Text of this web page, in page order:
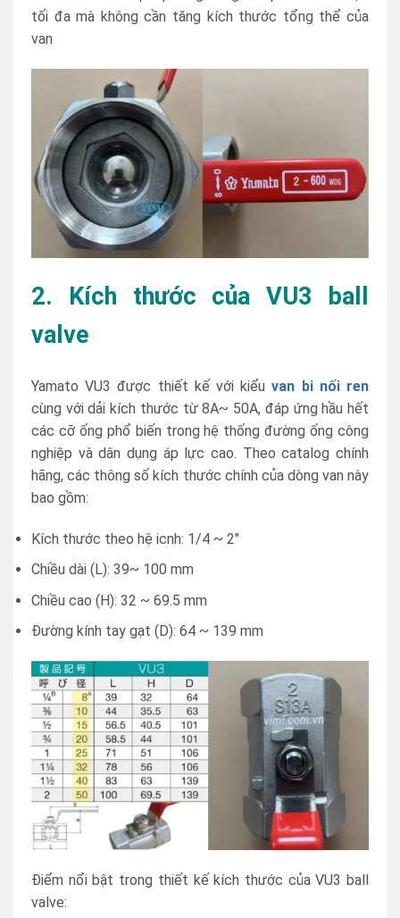
tối đa mà không cần tăng kích thước tổng thể của
van
2. Kích thước của VU3 ball
valve
Yamato VU3 được thiết kế với kiểuvan bi nối ren
cùng với dải kích thước từ 8A~ 50A, đáp ứng hầu hết
các cỡ ống phổ biến trong hệ thống đường ống công
nghiệp và dân dụng áp lực cao. Theo catalog chính
hãng, các thông số kích thước chính của dòng van này
bao gồm:
Kích thước theo hệ icnh: 1/4 ~ 2″
Chiều dài (L): 39~ 100 mm
Chiều cao (H): 32 ~ 69.5 mm
Đường kính tay gạt (D): 64 ~ 139 mm
Điểm nổi bật trong thiết kế kích thước của VU3 ball
valve: